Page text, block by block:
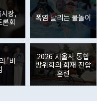
언한 데 대해서도 조 장관
진도가 나가지 않았다"고
은 정부 내 조율을 거치지
체와 국호 사용, 9·19 군
결정할 사안이 아니어서 월
관의 업무보고를 듣고 난
다"라고 재차 확인했다. 정
국가안전보장회의(NSC)
각에 가깝다"며 "안보 관
추진하겠다고 업무보고를
한다'고 주장한 것은 심각
내투자가 46억3000만달러
주식 매도세가 이어졌다. 외
향으로 316억1000만달러
최대 순매도 기록을 다시
수(WGBI) 자금 유입에도
억9000만달러를 기록했
35억6000만달러 증가했
장,
론회
폭염 날리는 물놀이
'비
2026 서울시 통합
방위회의 화재 진압
훈련